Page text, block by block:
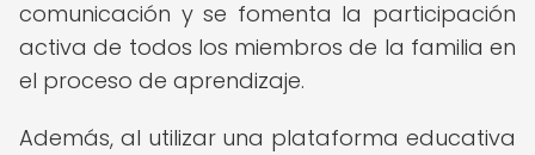
comunicación y se fomenta la participación
activa de todos los miembros de la familia en
el proceso de aprendizaje.
Además, al utilizar una plataforma educativa